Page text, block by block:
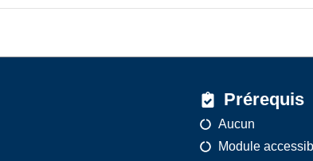
Prérequis
Aucun
Module